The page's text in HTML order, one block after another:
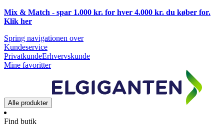
Mix & Match - spar 1.000 kr. for hver 4.000 kr. du køber for.
Klik her
Spring navigationen over
Kundeservice
PrivatkundeErhvervskunde
Mine favoritter
Alle produkter
Find butik